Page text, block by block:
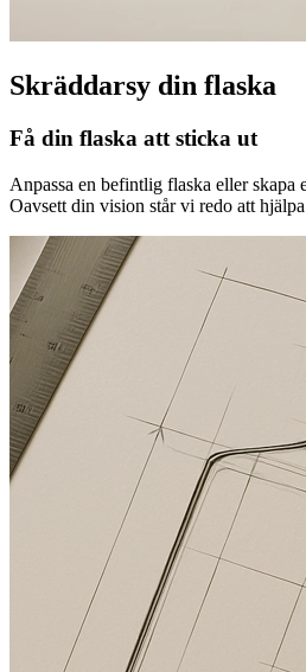
Skräddarsy din flaska
Få din flaska att sticka ut
Anpassa en befintlig flaska eller skapa
Oavsett din vision står vi redo att